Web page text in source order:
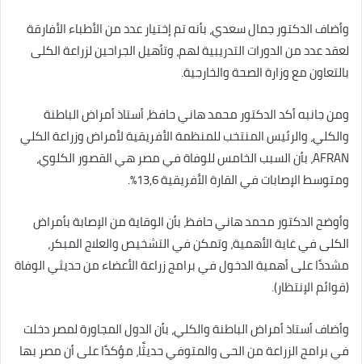
وأضاف الدكتور جمال سعدي، بأنه تم إختيار عدد من الأطباء الأفارقة
لعقد عدد من الدورات التدريبية لهم، وتأهيل الجراحين لزراعة الكلى
بالتعاون مع وزارة الصحة والخارجية.
ومن جانبه أكد الدكتور محمد هاني حافظ، أستاذ أمراض الباطنة
والكلي، والرئيس المنتخب للمنظمة الأفريقية لأمراض وزراعة الكلي
AFRAN، بأن السبب الخامس للوفاة في مصر هي القصور الكلوي،
ومتوسط الإصابات في القارة الأفريقية 13,6%.
وأوضح الدكتور محمد هاني حافظ، بأن الوقاية من الإصابة بأمراض
الكلى في غاية الأهمية، وتمكن في التشخيص والعلاج المبكر،
مشددًا على أهمية الدخول في برامج زراعة الأعضاء من حديثي الوفاة
(قوائم الإنتظار).
وأضاف أستاذ أمراض الباطنة والكلي، بأن الدول المجاورة لمصر دخلت
في برامج الزراعة من الحى والمتوفي حديثًا، مؤكدًا على أن مصر بها